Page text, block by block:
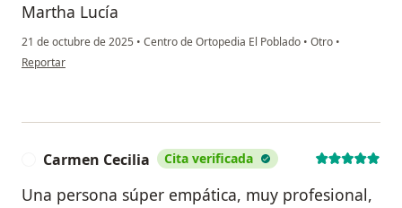
Martha Lucía
21 de octubre de 2025 • Centro de Ortopedia El Poblado • Otro •
en opinión del usuario Martha Lucia Medina
Reportar
Carmen Cecilia Cita verificada
Una persona súper empática, muy profesional,